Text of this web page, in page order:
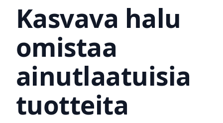
Kasvava halu
omistaa
ainutlaatuisia
tuotteita